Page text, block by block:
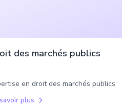
des marchés publics
en droit des marchés publics
plus